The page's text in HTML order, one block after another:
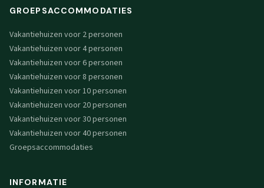
GROEPSACCOMMODATIES
Vakantiehuizen voor 2 personen
Vakantiehuizen voor 4 personen
Vakantiehuizen voor 6 personen
Vakantiehuizen voor 8 personen
Vakantiehuizen voor 10 personen
Vakantiehuizen voor 20 personen
Vakantiehuizen voor 30 personen
Vakantiehuizen voor 40 personen
Groepsaccommodaties
INFORMATIE